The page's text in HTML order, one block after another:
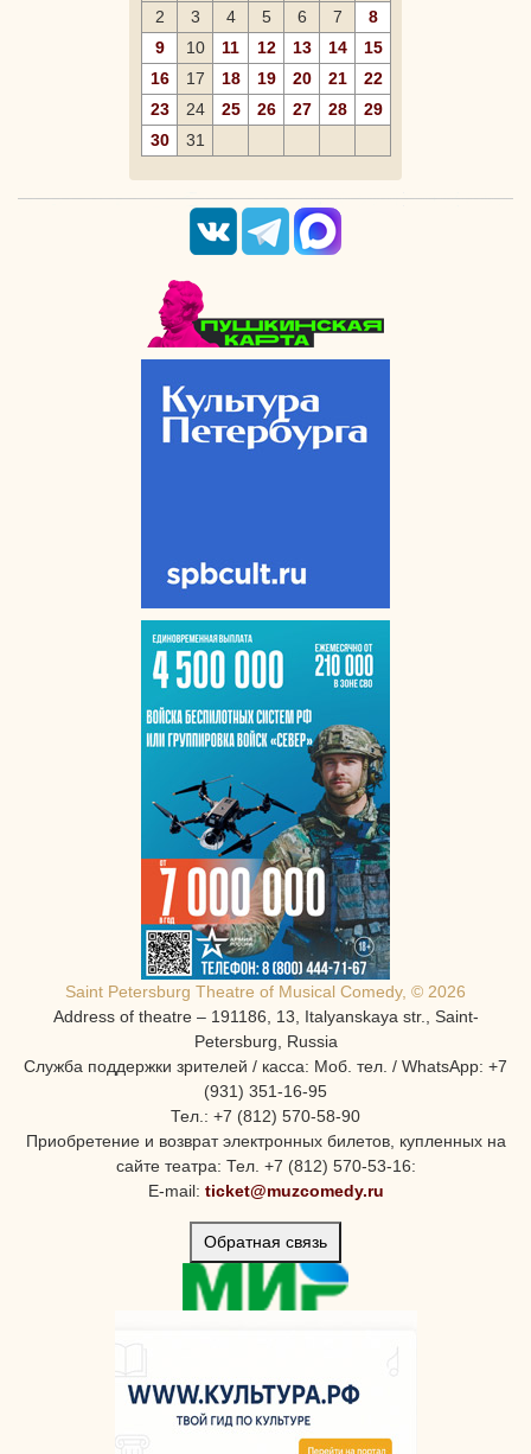
2
3 4 5 6 7
8
9
10 11 12 13 14
15
16
17 18 19 20 21
22
23
24 25 26 27 28
29
30
31
Saint Petersburg Theatre of Musical Comedy, © 2026
Address of theatre – 191186, 13, Italyanskaya str., Saint-
Petersburg, Russia
Служба поддержки зрителей / касса: Моб. тел. / WhatsApp: +7
(931) 351-16-95
Тел.: +7 (812) 570-58-90
Приобретение и возврат электронных билетов, купленных на
сайте театра: Тел. +7 (812) 570-53-16:
E-mail: ticket@muzcomedy.ru
Обратная связь